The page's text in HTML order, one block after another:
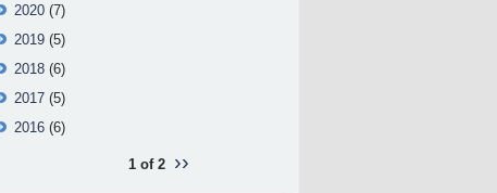
2020 (7)
2019 (5)
2018 (6)
2017 (5)
2016 (6)
1 of 2 ››